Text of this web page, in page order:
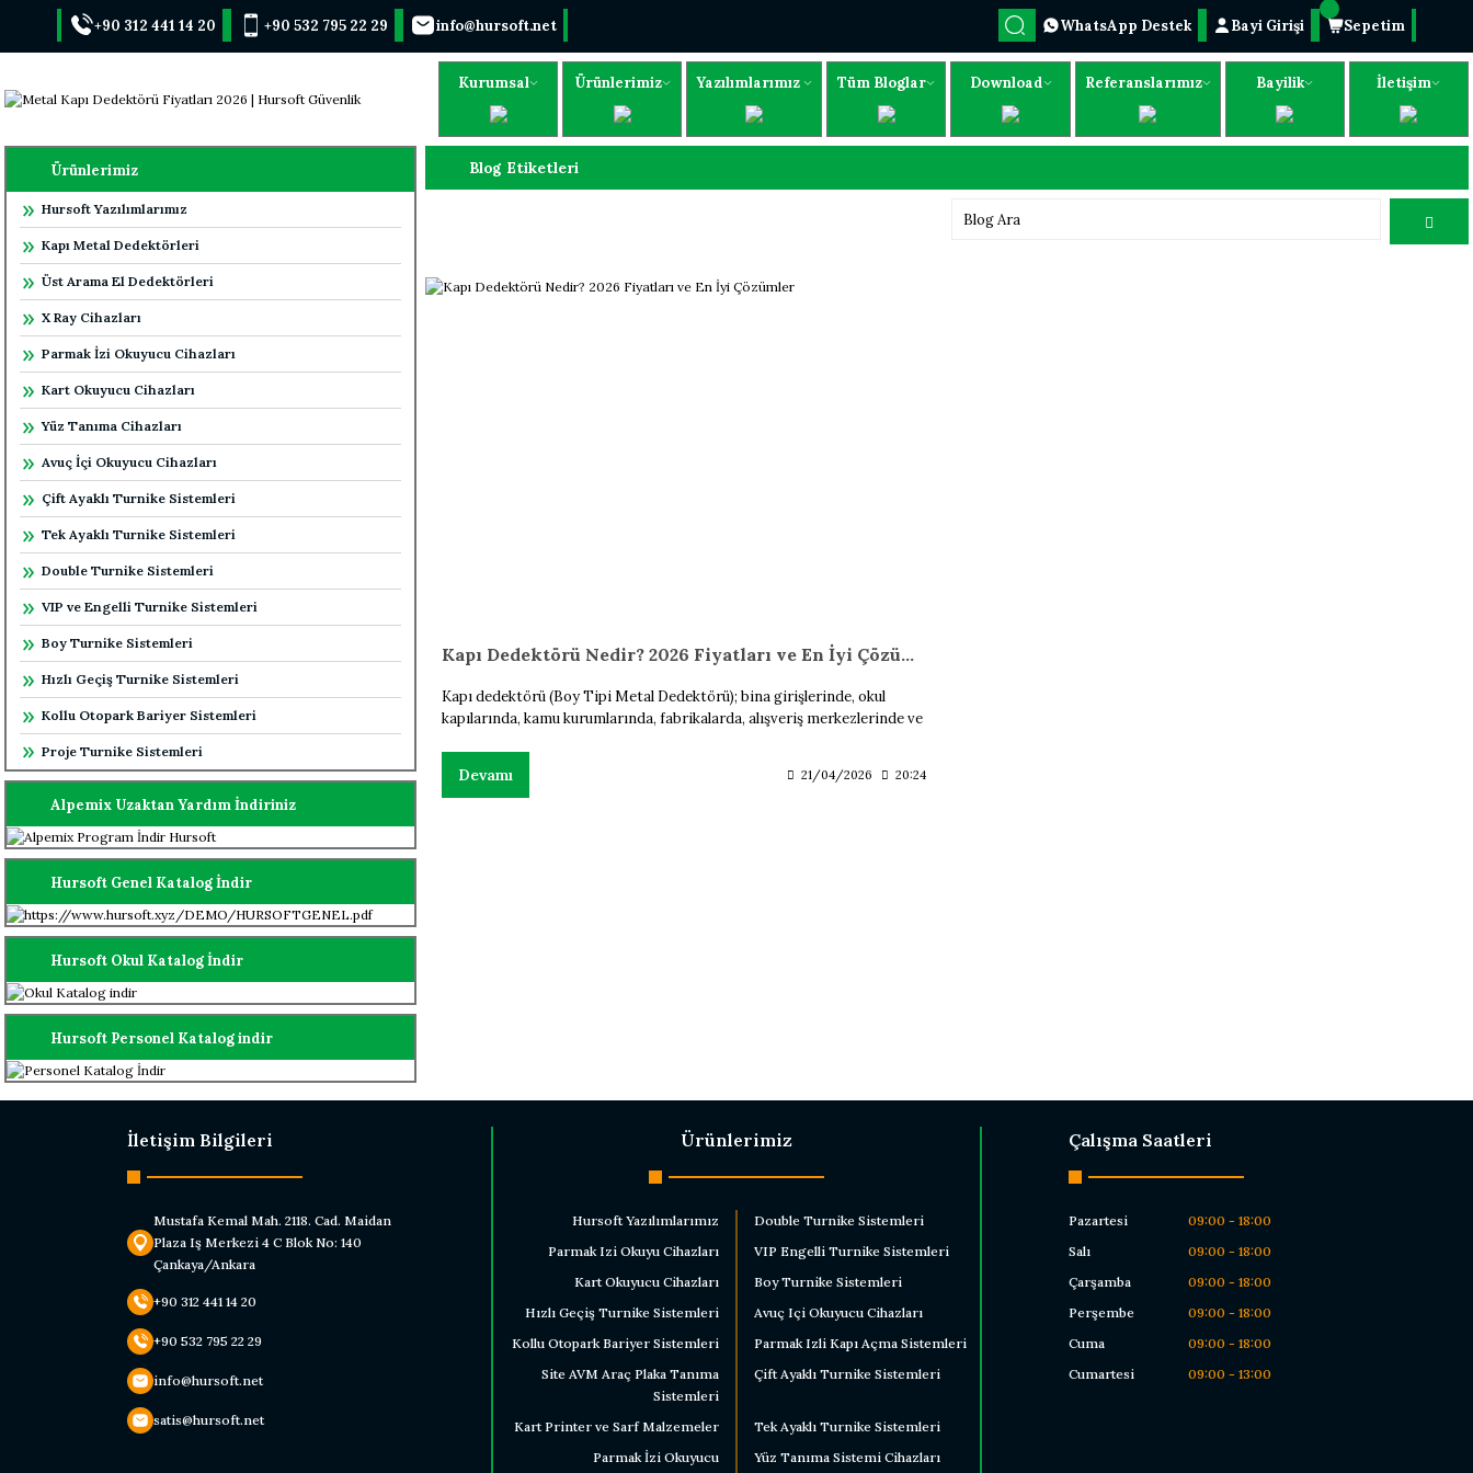
+90 312 441 14 20 +90 532 795 22 29 info@hursoft.net WhatsApp Destek Bayi Girişi Sepetim
Kurumsal Ürünlerimiz Yazılımlarımız Tüm Bloglar Download Referanslarımız Bayilik İletişim
Ürünlerimiz
Hursoft Yazılımlarımız
Kapı Metal Dedektörleri
Üst Arama El Dedektörleri
X Ray Cihazları
Parmak İzi Okuyucu Cihazları
Kart Okuyucu Cihazları
Yüz Tanıma Cihazları
Avuç İçi Okuyucu Cihazları
Çift Ayaklı Turnike Sistemleri
Tek Ayaklı Turnike Sistemleri
Double Turnike Sistemleri
VIP ve Engelli Turnike Sistemleri
Boy Turnike Sistemleri
Hızlı Geçiş Turnike Sistemleri
Kollu Otopark Bariyer Sistemleri
Proje Turnike Sistemleri
Alpemix Uzaktan Yardım İndiriniz
Hursoft Genel Katalog İndir
Hursoft Okul Katalog İndir
Hursoft Personel Katalog indir
Blog Etiketleri
Kapı Dedektörü Nedir? 2026 Fiyatları ve En İyi Çözümler
Kapı dedektörü (Boy Tipi Metal Dedektörü); bina girişlerinde, okul
kapılarında, kamu kurumlarında, fabrikalarda, alışveriş merkezlerinde ve
Devamı 21/04/2026 20:24
İletişim Bilgileri
Mustafa Kemal Mah. 2118. Cad. Maidan
Plaza Iş Merkezi 4 C Blok No: 140
Çankaya/Ankara
+90 312 441 14 20
+90 532 795 22 29
info@hursoft.net
satis@hursoft.net
Ürünlerimiz
Hursoft Yazılımlarımız
Double Turnike Sistemleri
Parmak Izi Okuyu Cihazları
VIP Engelli Turnike Sistemleri
Kart Okuyucu Cihazları
Boy Turnike Sistemleri
Hızlı Geçiş Turnike Sistemleri
Avuç Içi Okuyucu Cihazları
Kollu Otopark Bariyer Sistemleri
Parmak Izli Kapı Açma Sistemleri
Site AVM Araç Plaka Tanıma
Sistemleri
Çift Ayaklı Turnike Sistemleri
Kart Printer ve Sarf Malzemeler
Tek Ayaklı Turnike Sistemleri
Parmak İzi Okuyucu
Yüz Tanıma Sistemi Cihazları
Çalışma Saatleri
Pazartesi
09:00 - 18:00
Salı
09:00 - 18:00
Çarşamba
09:00 - 18:00
Perşembe
09:00 - 18:00
Cuma
09:00 - 18:00
Cumartesi
09:00 - 13:00